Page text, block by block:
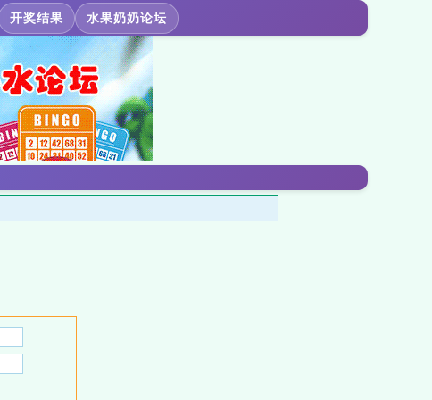
开奖结果 水果奶奶论坛